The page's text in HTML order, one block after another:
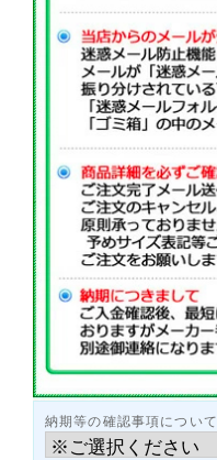
納期等の確認事項について